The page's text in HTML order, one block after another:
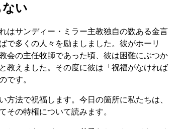
い
はサンディー・ミラー主教独自の数ある金言
で多くの人々を励ましました。彼がホーリ
会の主任牧師であった頃、彼は困難にぶつか
教えました。その度に彼は「祝福がなければ
です。
方法で祝福します。今日の箇所に私たちは、
その特権について読みます。